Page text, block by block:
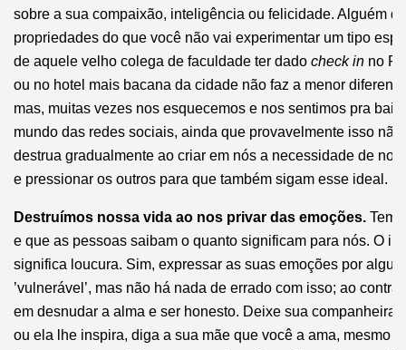
sobre a sua compaixão, inteligência ou felicidade. Alguém
propriedades do que você não vai experimentar um tipo
de aquele velho colega de faculdade ter dado check inno
ou no hotel mais bacana da cidade não faz a menor
mas, muitas vezes nos esquecemos e nos sentimos pra
mundo das redes sociais, ainda que provavelmente isso
destrua gradualmente ao criar em nós a necessidade de nos
e pressionar os outros para que também sigam esse ideal.
Destruímos nossa vida ao nos privar das emoções.
e que as pessoas saibam o quanto significam para nós. O
significa loucura. Sim, expressar as suas emoções por
’vulnerável’, mas não há nada de errado com isso; ao
em desnudar a alma e ser honesto. Deixe sua companheira
ou ela lhe inspira, diga a sua mãe que você a ama, mesmo